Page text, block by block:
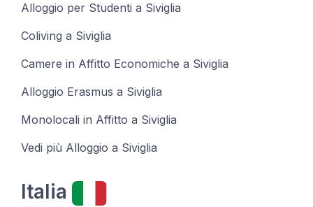
Alloggio per Studenti a Siviglia
Coliving a Siviglia
Camere in Affitto Economiche a Siviglia
Alloggio Erasmus a Siviglia
Monolocali in Affitto a Siviglia
Vedi più Alloggio a Siviglia
Italia